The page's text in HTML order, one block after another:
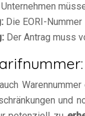
Unternehmen
Die EORI-
Der Antrag muss
und